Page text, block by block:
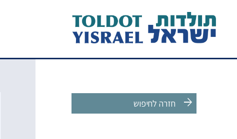
arrow_forward חזרה לחיפוש